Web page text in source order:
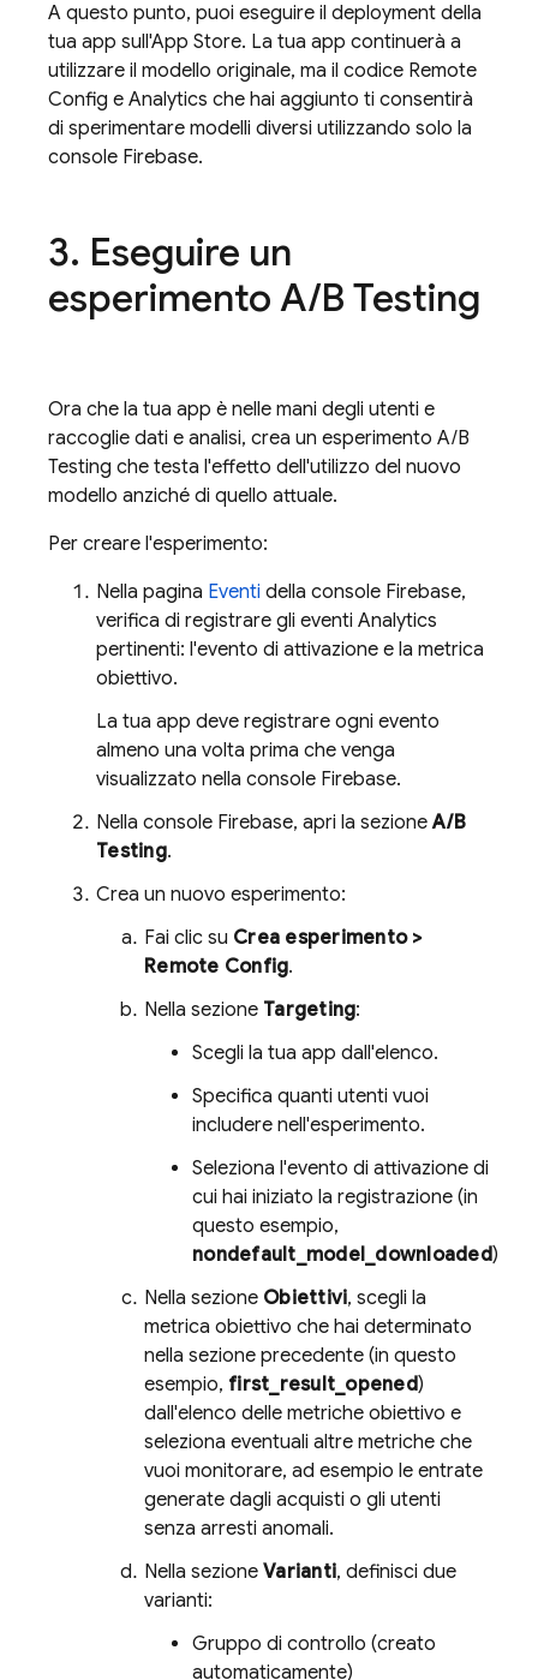
A questo punto, puoi eseguire il deployment della
tua app sull'App Store. La tua app continuerà a
utilizzare il modello originale, ma il codice Remote
Config e Analytics che hai aggiunto ti consentirà
di sperimentare modelli diversi utilizzando solo la
console Firebase.
3. Eseguire un
esperimento A/B Testing
Ora che la tua app è nelle mani degli utenti e
raccoglie dati e analisi, crea un esperimento A/B
Testing che testa l'effetto dell'utilizzo del nuovo
modello anziché di quello attuale.
Per creare l'esperimento:
Nella pagina Eventi della console Firebase,
verifica di registrare gli eventi Analytics
pertinenti: l'evento di attivazione e la metrica
obiettivo.
La tua app deve registrare ogni evento
almeno una volta prima che venga
visualizzato nella console Firebase.
Nella console Firebase, apri la sezioneA/B
Testing.
Crea un nuovo esperimento:
Fai clic su Crea esperimento >
Remote Config.
Nella sezione Targeting:
Scegli la tua app dall'elenco.
Specifica quanti utenti vuoi
includere nell'esperimento.
Seleziona l'evento di attivazione di
cui hai iniziato la registrazione (in
questo esempio,
nondefault_model_downloaded)
Nella sezione Obiettivi, scegli la
metrica obiettivo che hai determinato
nella sezione precedente (in questo
esempio, first_result_opened)
dall'elenco delle metriche obiettivo e
seleziona eventuali altre metriche che
vuoi monitorare, ad esempio le entrate
generate dagli acquisti o gli utenti
senza arresti anomali.
Nella sezione Varianti, definisci due
varianti:
Gruppo di controllo (creato
automaticamente)